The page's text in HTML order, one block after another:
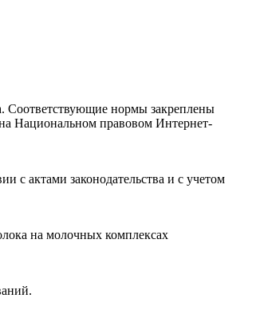
Соответствующие нормы закреплены
Национальном правовом Интернет-
с актами законодательства и с учетом
на молочных комплексах